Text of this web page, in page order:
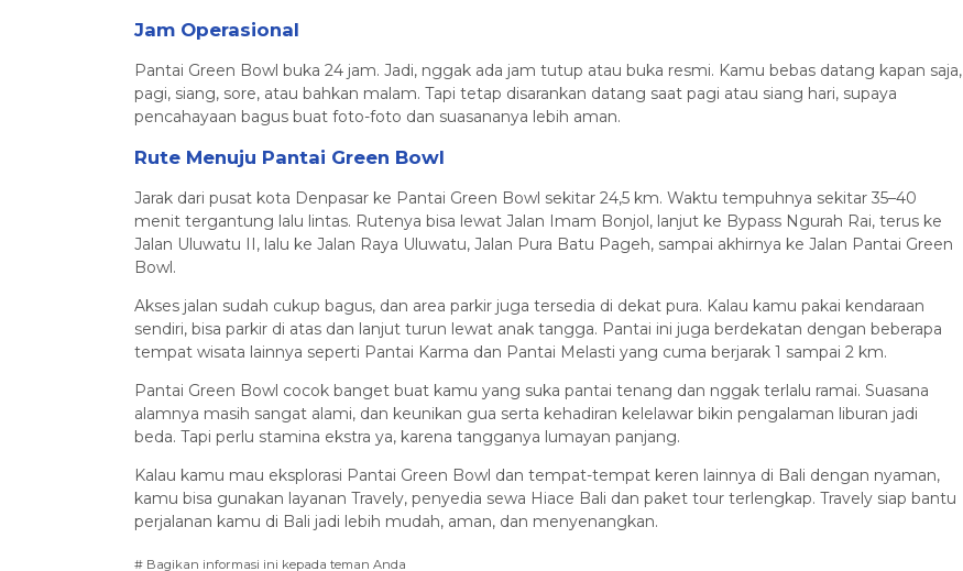
Jam Operasional
Pantai Green Bowl buka 24 jam. Jadi, nggak ada jam tutup atau buka resmi. Kamu bebas datang kapan saja,
pagi, siang, sore, atau bahkan malam. Tapi tetap disarankan datang saat pagi atau siang hari, supaya
pencahayaan bagus buat foto-foto dan suasananya lebih aman.
Rute Menuju Pantai Green Bowl
Jarak dari pusat kota Denpasar ke Pantai Green Bowl sekitar 24,5 km. Waktu tempuhnya sekitar 35–40
menit tergantung lalu lintas. Rutenya bisa lewat Jalan Imam Bonjol, lanjut ke Bypass Ngurah Rai, terus ke
Jalan Uluwatu II, lalu ke Jalan Raya Uluwatu, Jalan Pura Batu Pageh, sampai akhirnya ke Jalan Pantai Green
Bowl.
Akses jalan sudah cukup bagus, dan area parkir juga tersedia di dekat pura. Kalau kamu pakai kendaraan
sendiri, bisa parkir di atas dan lanjut turun lewat anak tangga. Pantai ini juga berdekatan dengan beberapa
tempat wisata lainnya seperti Pantai Karma dan Pantai Melasti yang cuma berjarak 1 sampai 2 km.
Pantai Green Bowl cocok banget buat kamu yang suka pantai tenang dan nggak terlalu ramai. Suasana
alamnya masih sangat alami, dan keunikan gua serta kehadiran kelelawar bikin pengalaman liburan jadi
beda. Tapi perlu stamina ekstra ya, karena tangganya lumayan panjang.
Kalau kamu mau eksplorasi Pantai Green Bowl dan tempat-tempat keren lainnya di Bali dengan nyaman,
kamu bisa gunakan layanan Travely, penyedia sewa Hiace Bali dan paket tour terlengkap. Travely siap bantu
perjalanan kamu di Bali jadi lebih mudah, aman, dan menyenangkan.
# Bagikan informasi ini kepada teman Anda